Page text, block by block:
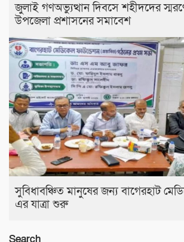
জুলাই গণঅভ্যুত্থান দিবসে শহীদদের
উপজেলা প্রশাসনের সমাবেশ
সুবিধাবঞ্চিত মানুষের জন্য বাগেরহাট
এর যাত্রা শুরু